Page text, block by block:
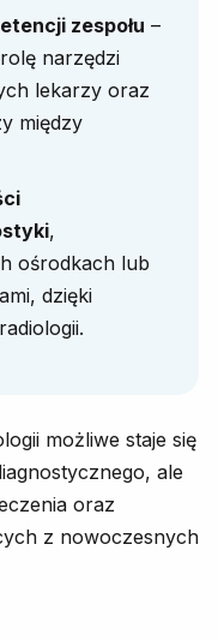
zespołu –
narzędzi
lekarzy oraz
między
,
ośrodkach lub
dzięki
możliwe staje się
ale
oraz
z nowoczesnych